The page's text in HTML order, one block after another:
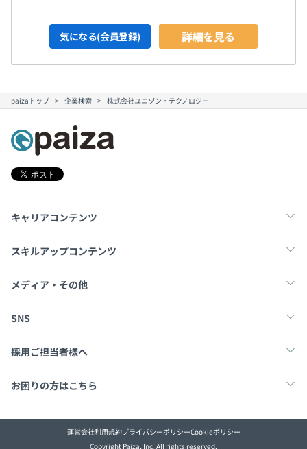
気になる(会員登録) 詳細を見る
paizaトップ 企業検索 株式会社ユニゾン・テクノロジー
キャリアコンテンツ
転職・キャリア
スキルアップコンテンツ
学習
メディア・その他
Tech Team Journal
SNS
X
採用ご担当者様へ
採用・教育をお考えの企業様へ
お困りの方はこちら
paizaとは？ お問い合わせ・FAQ
運営会社利用規約プライバシーポリシーCookieポリシー
Copyright Paiza, Inc. All rights reserved.